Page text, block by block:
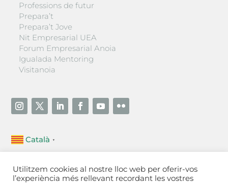
Professions de futur
Prepara’t
Prepara’t Jove
Nit Empresarial UEA
Forum Empresarial Anoia
Igualada Mentoring
Visitanoia
Català ▼
Unió Empresarial de l’Anoia (UEA)
Ctra. de Manresa, 131, 08700 – Igualada (Barcelona)
Utilitzem cookies al nostre lloc web per oferir-vos
l’experiència més rellevant recordant les vostres